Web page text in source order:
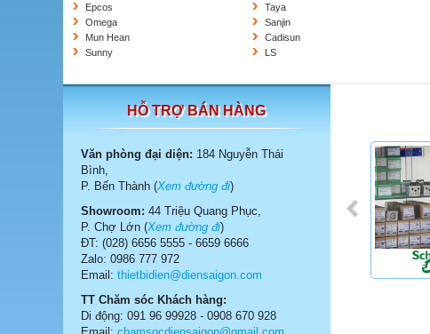
Epcos
Omega
Mun Hean
Sunny
Taya
Sanjin
Cadisun
LS
HỖ TRỢ BÁN HÀNG
Văn phòng đại diện: 184 Nguyễn Thái
Bình,
P. Bến Thành (Xem đường đi)
Showroom: 44 Triệu Quang Phục,
P. Chợ Lớn (Xem đường đi)
ĐT: (028) 6656 5555 - 6659 6666
Zalo: 0986 777 972
Email: thietbidien@diensaigon.com
TT Chăm sóc Khách hàng:
Di động: 091 96 99928 - 0908 670 928